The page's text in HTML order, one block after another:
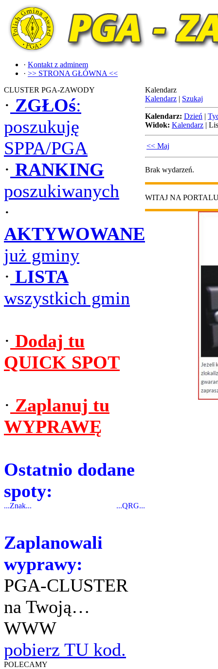
· Kontakt z adminem
· >> STRONA GŁÓWNA <<
CLUSTER PGA-ZAWODY
· ZGŁOś:
poszukuję
SPPA/PGA
· RANKING
poszukiwanych
·
AKTYWOWANE
już gminy
· LISTA
wszystkich gmin
· Dodaj tu
QUICK SPOT
· Zaplanuj tu
WYPRAWĘ
Ostatnio dodane
spoty:
...Znak... ...QRG...
Zaplanowali
wyprawy:
PGA-CLUSTER
na Twoją…
WWW
pobierz TU kod.
POLECAMY
Kalendarz
Kalendarz | Szukaj
Kalendarz: Dzień |
Widok: Kalendarz |
<< Maj
Brak wydarzeń.
WITAJ NA